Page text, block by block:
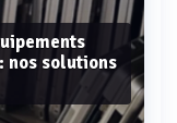
nos solutions